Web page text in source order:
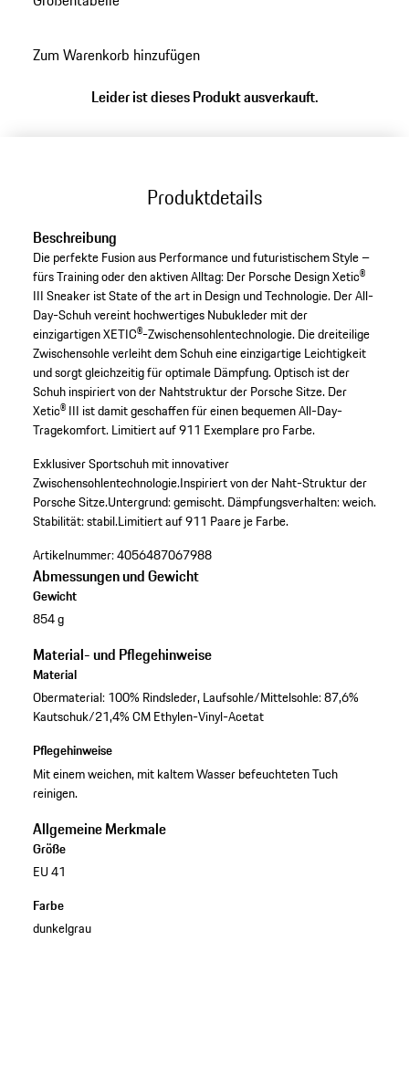
Varianten
Zum Warenkorb hinzufügen
Leider ist dieses Produkt ausverkauft.
Produktdetails
Beschreibung
Die perfekte Fusion aus Performance und futuristischem Style –
fürs Training oder den aktiven Alltag: Der Porsche Design Xetic®
III Sneaker ist State of the art in Design und Technologie. Der All-
Day-Schuh vereint hochwertiges Nubukleder mit der
einzigartigen XETIC®-Zwischensohlentechnologie. Die dreiteilige
Zwischensohle verleiht dem Schuh eine einzigartige Leichtigkeit
und sorgt gleichzeitig für optimale Dämpfung. Optisch ist der
Schuh inspiriert von der Nahtstruktur der Porsche Sitze. Der
Xetic® III ist damit geschaffen für einen bequemen All-Day-
Tragekomfort. Limitiert auf 911 Exemplare pro Farbe.
Exklusiver Sportschuh mit innovativer
Zwischensohlentechnologie.Inspiriert von der Naht-Struktur der
Porsche Sitze.Untergrund: gemischt.Dämpfungsverhalten: weich.
Stabilität: stabil.Limitiert auf 911 Paare je Farbe.
Artikelnummer:4056487067988
Abmessungen und Gewicht
Gewicht
854 g
Material- und Pflegehinweise
Material
Obermaterial: 100% Rindsleder, Laufsohle/Mittelsohle: 87,6%
Kautschuk/21,4% CM Ethylen-Vinyl-Acetat
Pflegehinweise
Mit einem weichen, mit kaltem Wasser befeuchteten Tuch
reinigen.
Allgemeine Merkmale
Größe
EU 41
Farbe
dunkelgrau